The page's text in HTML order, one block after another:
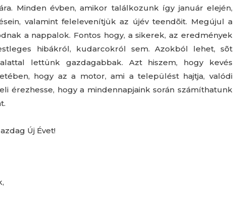
Minden évben, amikor találkozunk így január elején,
valamint felelevenítjük az újév teendõit. Megújul a
a nappalok. Fontos hogy, a sikerek, az eredmények
hibákról, kudarcokról sem. Azokból lehet, sõt
lettünk gazdagabbak. Azt hiszem, hogy kevés
hogy az a motor, ami a települést hajtja, valódi
érezhesse, hogy a mindennapjaink során számíthatunk
Új Évet!